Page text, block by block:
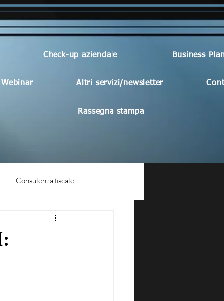
Check-up aziendale Business
Webinar Altri servizi/newsletter
Rassegna stampa
Consulenza fiscale